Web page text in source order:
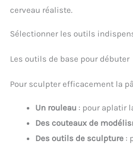
cerveau réaliste.
Sélectionner les outils
Les outils de base pour débuter
Pour sculpter efficacement la
Un rouleau : pour aplatir
Des couteaux de
Des outils de sculpture :